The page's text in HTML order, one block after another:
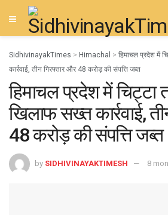
SidhivinayakTimes > Himachal > हिमाचल प्रदेश में
कार्रवाई, तीन गिरफ्तार और 48 करोड़ की संपत्ति जब्त
हिमाचल प्रदेश में चिट्टा
खिलाफ सख्त कार्रवाई,
48 करोड़ की संपत्ति जब्त
by SIDHIVINAYAKTIMESH 8